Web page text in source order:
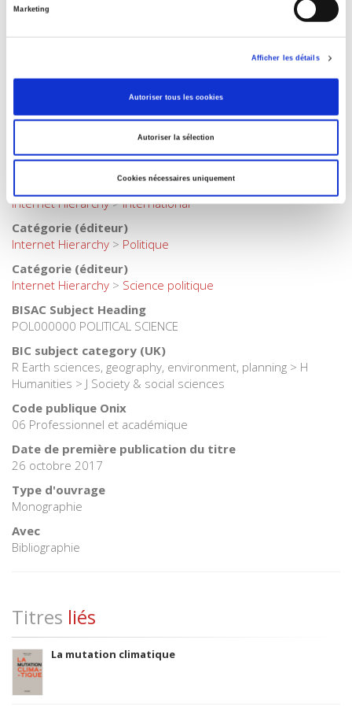
Marketing
Afficher les détails
Autoriser tous les cookies
Autoriser la sélection
Cookies nécessaires uniquement
Langue
Economie
internationale
Internet Hierarchy>Développement durable
Internet Hierarchy>Environnement
Internet Hierarchy>International
Catégorie (éditeur)
Internet Hierarchy > Politique
Catégorie (éditeur)
Internet Hierarchy > Science politique
BISAC Subject Heading
POL000000 POLITICAL SCIENCE
BIC subject category (UK)
R Earth sciences, geography, environment, planning > H
Humanities > J Society & social sciences
Code publique Onix
06 Professionnel et académique
Date de première publication du titre
26 octobre 2017
Type d'ouvrage
Monographie
Avec
Bibliographie
Titres liés
La mutation climatique